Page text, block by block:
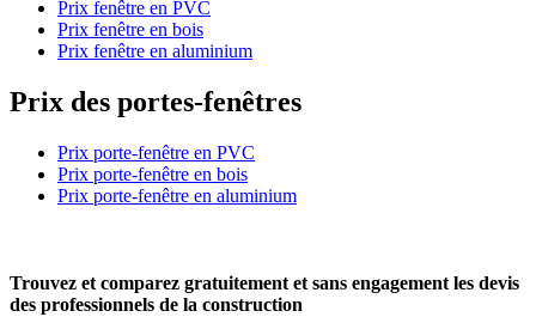
Prix fenêtre en PVC
Prix fenêtre en bois
Prix fenêtre en aluminium
Prix des portes-fenêtres
Prix porte-fenêtre en PVC
Prix porte-fenêtre en bois
Prix porte-fenêtre en aluminium
Trouvez et comparez gratuitement et sans engagement les devis
des professionnels de la construction